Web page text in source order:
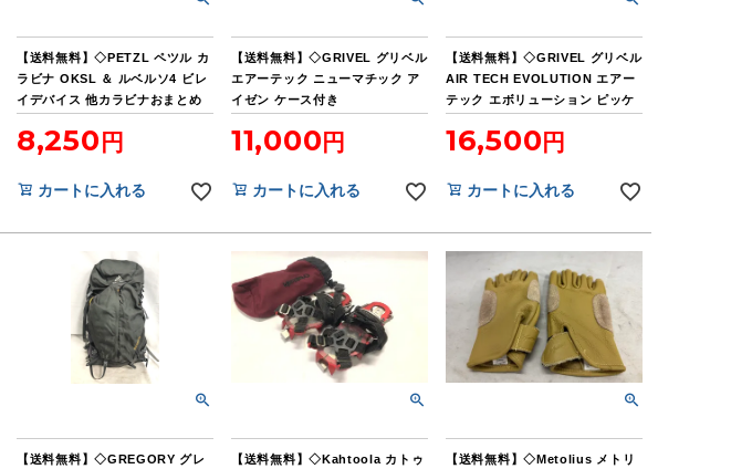
【送料無料】◇PETZL ペツル カ
ラビナ OKSL ＆ ルベルソ4 ビレ
イデバイス 他カラビナおまとめ
8,250
カートに入れる
【送料無料】◇GRIVEL グリベル
エアーテック ニューマチック ア
イゼン ケース付き
11,000
カートに入れる
【送料無料】◇GRIVEL グリベル
AIR TECH EVOLUTION エアー
テック エボリューション ピッケ
16,500
カートに入れる
【送料無料】◇GREGORY グレ
【送料無料】◇Kahtoola カトゥ
【送料無料】◇Metolius メトリ